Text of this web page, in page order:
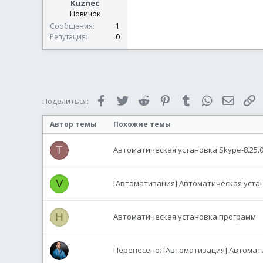
Kuznec
Новичок
Сообщения
1
Репутация
0
Поделиться: FacebookTwitter Reddit PinterestTumblr WhatsApp
Автор темы Похожие темы
T Автоматическая установка Skype-
V [Автоматизация] Автоматическая
H Автоматическая установка программ
Перенесено: [Автоматизация]